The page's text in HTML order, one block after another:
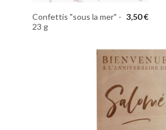
Confettis "sous la mer" -
23 g
3,50 €